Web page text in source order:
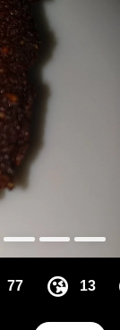
77 😘 13